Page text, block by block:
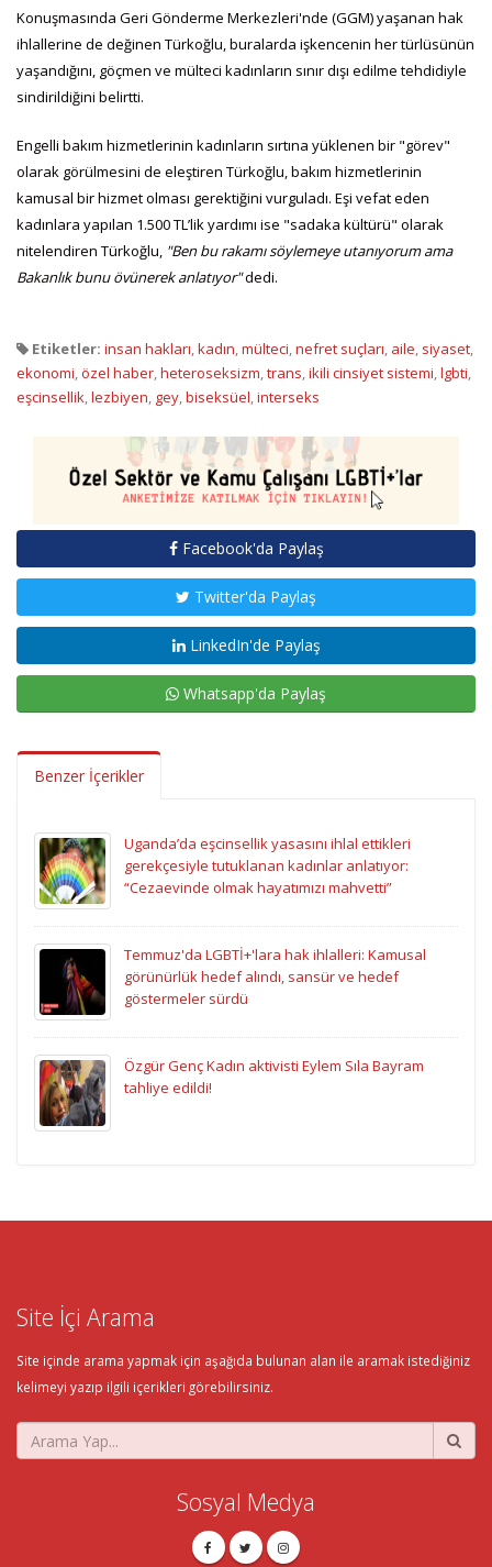
Konuşmasında Geri Gönderme Merkezleri'nde (GGM) yaşanan hak
ihlallerine de değinen Türkoğlu, buralarda işkencenin her türlüsünün
yaşandığını, göçmen ve mülteci kadınların sınır dışı edilme tehdidiyle
sindirildiğini belirtti.
Engelli bakım hizmetlerinin kadınların sırtına yüklenen bir "görev"
olarak görülmesini de eleştiren Türkoğlu, bakım hizmetlerinin
kamusal bir hizmet olması gerektiğini vurguladı. Eşi vefat eden
kadınlara yapılan 1.500 TL’lik yardımı ise "sadaka kültürü" olarak
nitelendiren Türkoğlu, "Ben bu rakamı söylemeye utanıyorum ama
Bakanlık bunu övünerek anlatıyor"dedi.
Etiketler: insan hakları,kadın,mülteci,nefret suçları, aile, siyaset,
ekonomi,özel haber,heteroseksizm,trans,ikili cinsiyet sistemi,lgbti,
eşcinsellik,lezbiyen, gey,biseksüel,interseks
Facebook'da Paylaş
Twitter'da Paylaş
LinkedIn'de Paylaş
Whatsapp'da Paylaş
Benzer İçerikler
Uganda’da eşcinsellik yasasını ihlal ettikleri
gerekçesiyle tutuklanan kadınlar anlatıyor:
“Cezaevinde olmak hayatımızı mahvetti”
Temmuz'da LGBTİ+'lara hak ihlalleri: Kamusal
görünürlük hedef alındı, sansür ve hedef
göstermeler sürdü
Özgür Genç Kadın aktivisti Eylem Sıla Bayram
tahliye edildi!
Site İçi Arama
Site içinde arama yapmak için aşağıda bulunan alan ile aramak istediğiniz
kelimeyi yazıp ilgili içerikleri görebilirsiniz.
Sosyal Medya